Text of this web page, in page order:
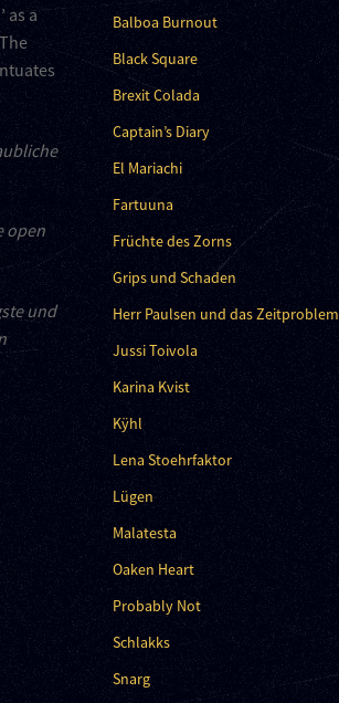
as a
open
und
Balboa Burnout
Black Square
Brexit Colada
Captain’s Diary
El Mariachi
Fartuuna
Früchte des Zorns
Grips und Schaden
Herr Paulsen und das Zeitproblem
Jussi Toivola
Karina Kvist
Kÿhl
Lena Stoehrfaktor
Lügen
Malatesta
Oaken Heart
Probably Not
Schlakks
Snarg